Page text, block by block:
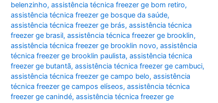
belenzinho,assistência técnica freezer ge bom retiro,
assistência técnica freezer ge bosque da saúde,
assistência técnica freezer ge brás,assistência técnica
freezer ge brasil,assistência técnica freezer ge brooklin,
assistência técnica freezer ge brooklin novo,assistência
técnica freezer ge brooklin paulista,assistência técnica
freezer ge butantã,assistência técnica freezer ge cambuci,
assistência técnica freezer ge campo belo,assistência
técnica freezer ge campos elíseos,assistência técnica
freezer ge canindé,assistência técnica freezer ge